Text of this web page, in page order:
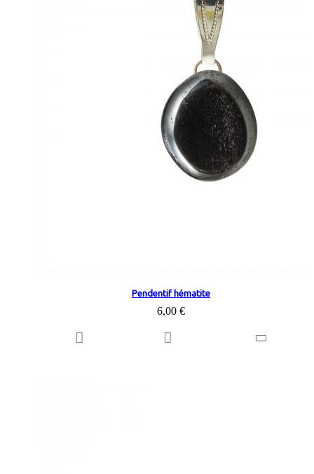
Pendentif hématite
6,00 €